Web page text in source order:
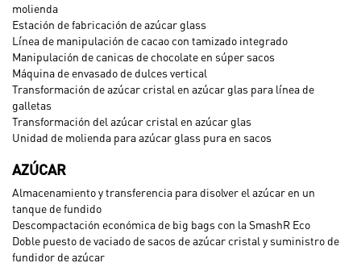
molienda
Estación de fabricación de azúcar glass
Línea de manipulación de cacao con tamizado integrado
Manipulación de canicas de chocolate en súper sacos
Máquina de envasado de dulces vertical
Transformación de azúcar cristal en azúcar glas para línea de
galletas
Transformación del azúcar cristal en azúcar glas
Unidad de molienda para azúcar glass pura en sacos
AZÚCAR
Almacenamiento y transferencia para disolver el azúcar en un
tanque de fundido
Descompactación económica de big bags con la SmashR Eco
Doble puesto de vaciado de sacos de azúcar cristal y suministro de
fundidor de azúcar